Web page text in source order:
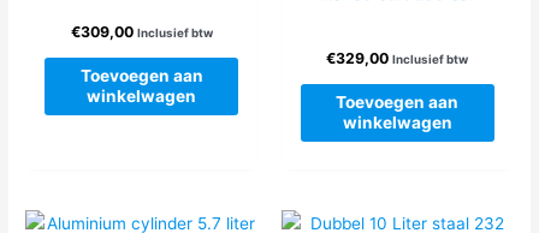
€309,00 Inclusief btw
Toevoegen aan
winkelwagen
€329,00 Inclusief btw
Toevoegen aan
winkelwagen